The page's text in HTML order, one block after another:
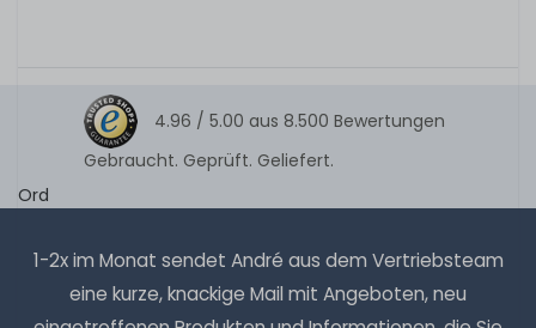
4.96 / 5.00 aus 8.500 Bewertungen
Gebraucht. Geprüft. Geliefert.
Ord
1-2x im Monat sendet André aus dem Vertriebsteam
eine kurze, knackige Mail mit Angeboten, neu